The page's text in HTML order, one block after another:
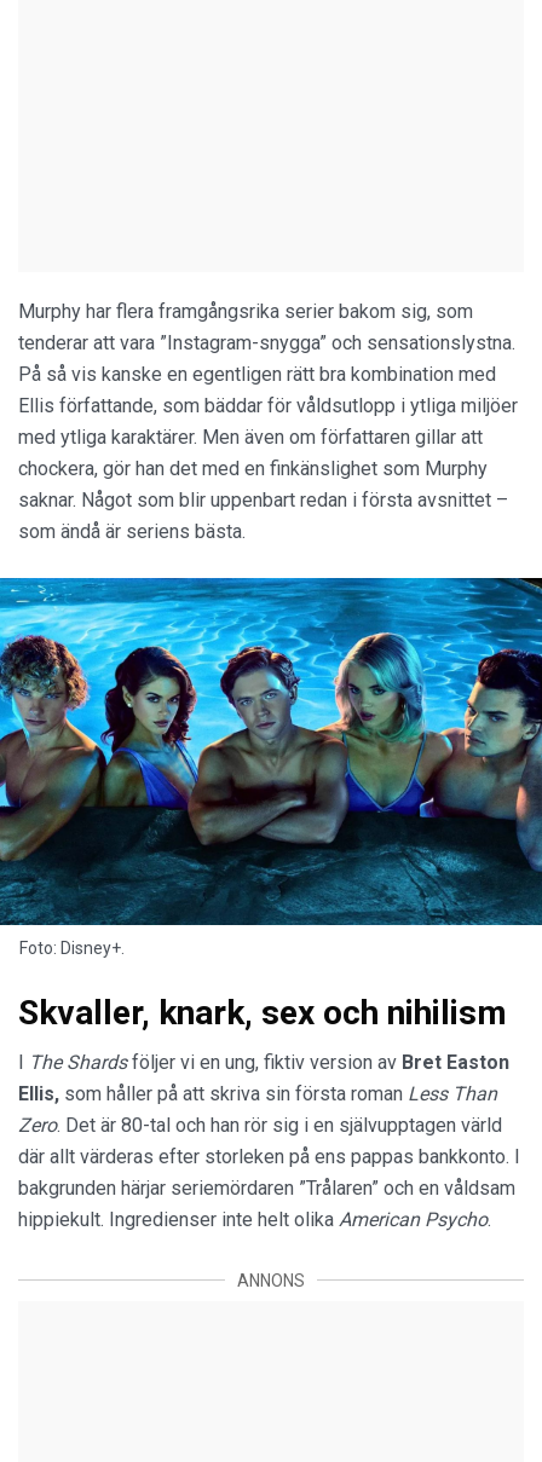
Murphy har flera framgångsrika serier bakom sig, som
tenderar att vara ”Instagram-snygga” och sensationslystna.
På så vis kanske en egentligen rätt bra kombination med
Ellis författande, som bäddar för våldsutlopp i ytliga miljöer
med ytliga karaktärer. Men även om författaren gillar att
chockera, gör han det med en finkänslighet som Murphy
saknar. Något som blir uppenbart redan i första avsnittet –
som ändå är seriens bästa.
Foto: Disney+.
Skvaller, knark, sex och nihilism
I The Shardsföljer vi en ung, fiktiv version av Bret Easton
Ellis, som håller på att skriva sin första roman Less Than
Zero. Det är 80-tal och han rör sig i en självupptagen värld
där allt värderas efter storleken på ens pappas bankkonto. I
bakgrunden härjar seriemördaren ”Trålaren” och en våldsam
hippiekult. Ingredienser inte helt olika American Psycho.
ANNONS